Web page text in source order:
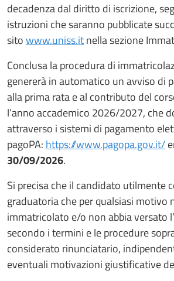
decadenza dal diritto di iscrizione,
istruzioni che saranno pubblicate
sitowww.uniss.itnella sezione
Conclusa la procedura di
genererà in automatico un avviso di
alla prima rata e al contributo del
l’anno accademico 2026/2027, che
attraverso i sistemi di pagamento
pagoPA: https://www.pagopa.gov.it/
30/09/2026.
Si precisa che il candidato utilmente
graduatoria che per qualsiasi motivo
immatricolato e/o non abbia versato
secondo i termini e le procedure
considerato rinunciatario,
eventuali motivazioni giustificative